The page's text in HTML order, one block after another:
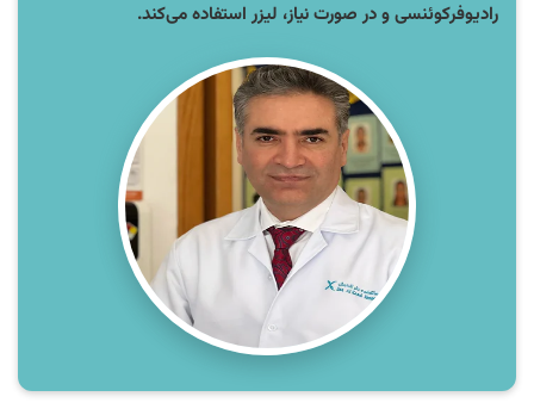
رادیوفرکوئنسی و در صورت نیاز، لیزر استفاده می‌کند.